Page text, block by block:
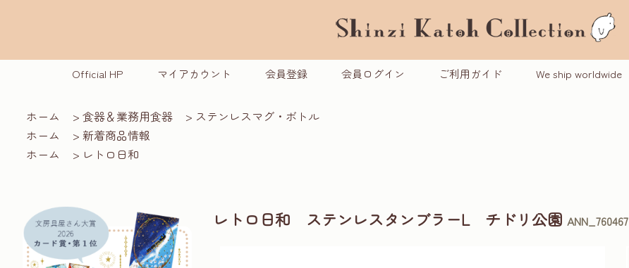
Official HP マイアカウント 会員登録 会員ログイン ご利用ガイド We ship worldwide
ホーム > 食器＆業務用食器 > ステンレスマグ・ボトル
ホーム
> 新着商品情報
ホーム
> レトロ日和
レトロ日和 ステンレスタンブラーL チドリ公園 ANN_760467